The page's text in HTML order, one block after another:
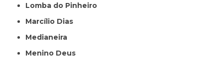
Lomba do Pinheiro
Marcílio Dias
Medianeira
Menino Deus